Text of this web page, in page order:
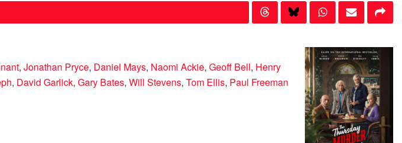
, Jonathan Pryce, Daniel Mays, Naomi Ackie, Geoff Bell, Henry
, David Garlick, Gary Bates, Will Stevens, Tom Ellis, Paul Freeman